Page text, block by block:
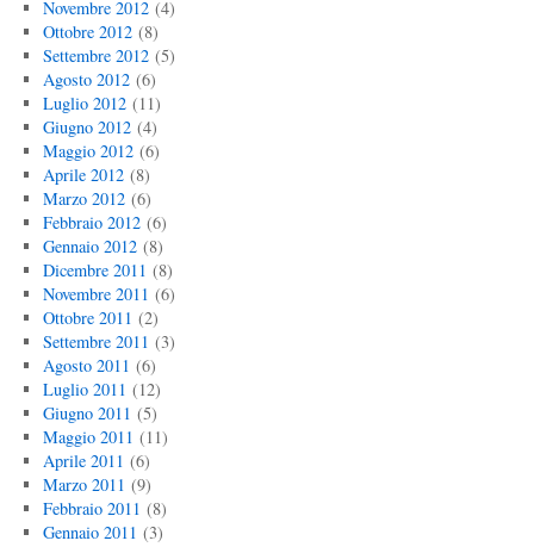
Novembre 2012(4)
Ottobre 2012(8)
Settembre 2012(5)
Agosto 2012(6)
Luglio 2012(11)
Giugno 2012(4)
Maggio 2012(6)
Aprile 2012(8)
Marzo 2012(6)
Febbraio 2012(6)
Gennaio 2012(8)
Dicembre 2011 (8)
Novembre 2011 (6)
Ottobre 2011 (2)
Settembre 2011 (3)
Agosto 2011 (6)
Luglio 2011 (12)
Giugno 2011 (5)
Maggio 2011 (11)
Aprile 2011 (6)
Marzo 2011 (9)
Febbraio 2011 (8)
Gennaio 2011 (3)